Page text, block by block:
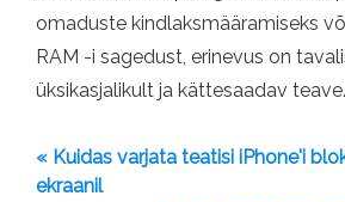
omaduste kindlaksmääramiseks
RAM -i sagedust, erinevus on
üksikasjalikult ja kättesaadav teave.
« Kuidas varjata teatisi iPhone'i
ekraanil